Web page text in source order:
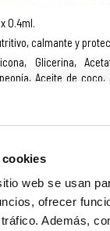
cookies
web se usan
ofrecer
Además,
0.4ml.
calmante y
Glicerina,
Aceite de
Serum + Provit.
0.4ml.
Glicerina,
Escualano,